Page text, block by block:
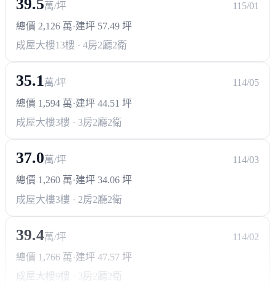
39.5萬/坪
115/01
總價 2,126 萬·建坪 57.49 坪
成屋大樓13樓 · 4房2廳2衛
35.1萬/坪
114/05
總價 1,594 萬·建坪 44.51 坪
成屋大樓3樓 · 3房2廳2衛
37.0萬/坪
114/03
總價 1,260 萬·建坪 34.06 坪
成屋大樓3樓 · 2房2廳2衛
39.4萬/坪
114/02
總價 1,766 萬 ·建坪 47.57 坪
成屋大樓9樓 · 3房2廳2衛